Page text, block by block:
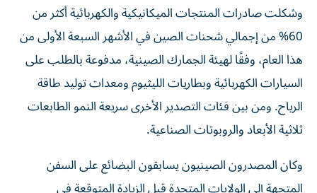
وشكلت صادرات المنتجات الميكانيكية والكهربائية أكثر من
60% من إجمالي شحنات الصين في الأشهر السبعة الأولى من
هذا العام، وفقًا لهيئة الجمارك الصينية، مدفوعة بالطلب على
السيارات الكهربائية وبطاريات الليثيوم ومعدات توليد طاقة
الرياح. ومن بين فئات التصدير الأخرى سريعة النمو الطابعات
ثلاثية الأبعاد والروبوتات الصناعية.
وكان المصدرون الصينيون يسابقون البضائع على السفن